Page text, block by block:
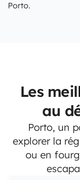
Porto.
Les
au
Porto, un
explorer la
ou en